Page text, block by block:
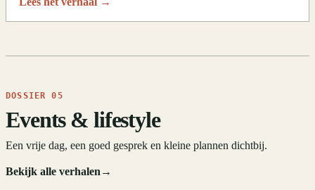
DOSSIER 05
Events & lifestyle
Een vrije dag, een goed gesprek en kleine plannen dichtbij.
Bekijk alle verhalen→